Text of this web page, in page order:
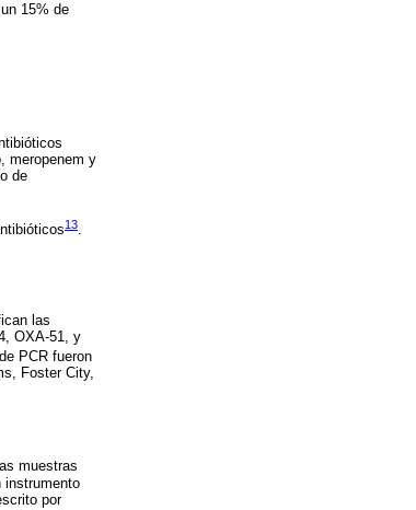
15% de
meropenem y
de
13.
las
OXA-51, y
PCR fueron
Foster City,
muestras
instrumento
por